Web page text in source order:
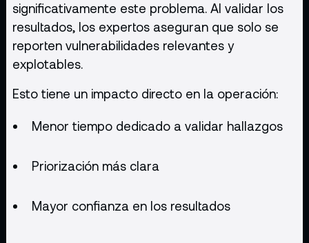
significativamente este problema. Al validar los
resultados, los expertos aseguran que solo se
reporten vulnerabilidades relevantes y
explotables.
Esto tiene un impacto directo en la operación:
Menor tiempo dedicado a validar hallazgos
Priorización más clara
Mayor confianza en los resultados